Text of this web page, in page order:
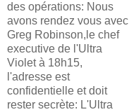
des opérations: Nous
avons rendez vous avec
Greg Robinson,le chef
executive de l'Ultra
Violet à 18h15,
l'adresse est
confidentielle et doit
rester secrète: L'Ultra